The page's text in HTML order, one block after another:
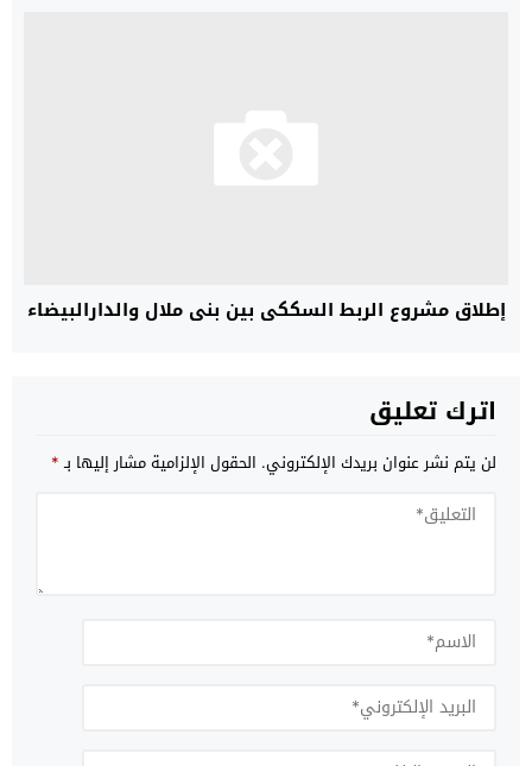
إطلاق مشروع الربط السككي بين بني ملال والدارالبيضاء
اترك تعليق
لن يتم نشر عنوان بريدك الإلكتروني. الحقول الإلزامية مشار إليها بـ*